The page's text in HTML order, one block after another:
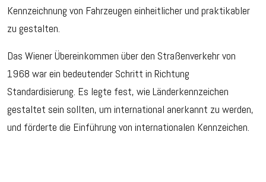
Kennzeichnung von Fahrzeugen einheitlicher und praktikabler
zu gestalten.
Das Wiener Übereinkommen über den Straßenverkehr von
1968 war ein bedeutender Schritt in Richtung
Standardisierung. Es legte fest, wie Länderkennzeichen
gestaltet sein sollten, um international anerkannt zu werden,
und förderte die Einführung von internationalen Kennzeichen.